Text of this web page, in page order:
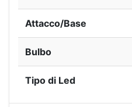
Attacco/Base
Bulbo
Tipo di Led